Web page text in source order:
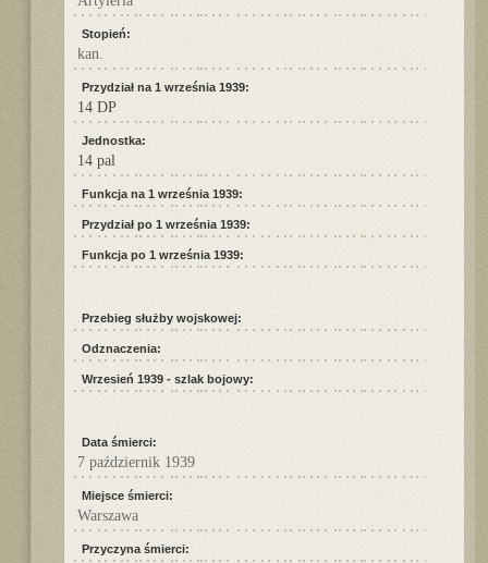
Stopień:
kan.
Przydział na 1 września 1939:
14 DP
Jednostka:
14 pal
Funkcja na 1 września 1939:
Przydział po 1 września 1939:
Funkcja po 1 września 1939:
Przebieg służby wojskowej:
Odznaczenia:
Wrzesień 1939 - szlak bojowy:
Data śmierci:
7 październik 1939
Miejsce śmierci:
Warszawa
Przyczyna śmierci: